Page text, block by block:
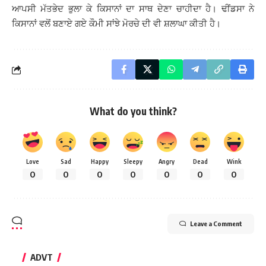
ਆਪਸੀ ਮੱਤਭੇਦ ਭੁਲਾ ਕੇ ਕਿਸਾਨਾਂ ਦਾ ਸਾਥ ਦੇਣਾ ਚਾਹੀਦਾ ਹੈ। ਢੀਂਡਸਾ ਨੇ
ਕਿਸਾਨਾਂ ਵਲੋਂ ਬਣਾਏ ਗਏ ਕੌਮੀ ਸਾਂਝੇ ਮੋਰਚੇ ਦੀ ਵੀ ਸ਼ਲਾਘਾ ਕੀਤੀ ਹੈ।
What do you think?
Love
0
Sad
0
Happy
0
Sleepy
0
Angry
0
Dead
0
Wink
0
Leave a Comment
ADVT